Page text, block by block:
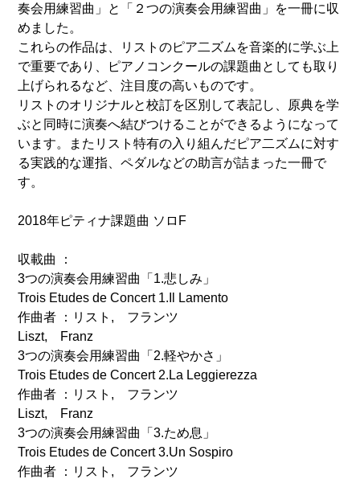
奏会用練習曲」と「２つの演奏会用練習曲」を一冊に収
めました。
これらの作品は、リストのピア二ズムを音楽的に学ぶ上
で重要であり、ピアノコンクールの課題曲としても取り
上げられるなど、注目度の高いものです。
リストのオリジナルと校訂を区別して表記し、原典を学
ぶと同時に演奏へ結びつけることができるようになって
います。またリスト特有の入り組んだピア二ズムに対す
る実践的な運指、ペダルなどの助言が詰まった一冊で
す。
2018年ピティナ課題曲 ソロF
収載曲 ：
3つの演奏会用練習曲「1.悲しみ」
Trois Etudes de Concert 1.Il Lamento
作曲者 ：リスト, フランツ
Liszt, Franz
3つの演奏会用練習曲「2.軽やかさ」
Trois Etudes de Concert 2.La Leggierezza
作曲者 ：リスト, フランツ
Liszt, Franz
3つの演奏会用練習曲「3.ため息」
Trois Etudes de Concert 3.Un Sospiro
作曲者 ：リスト, フランツ